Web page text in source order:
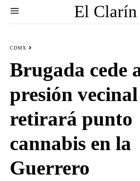
El Clarín
CDMX
Brugada cede
presión
retirará punto
cannabis en la
Guerrero